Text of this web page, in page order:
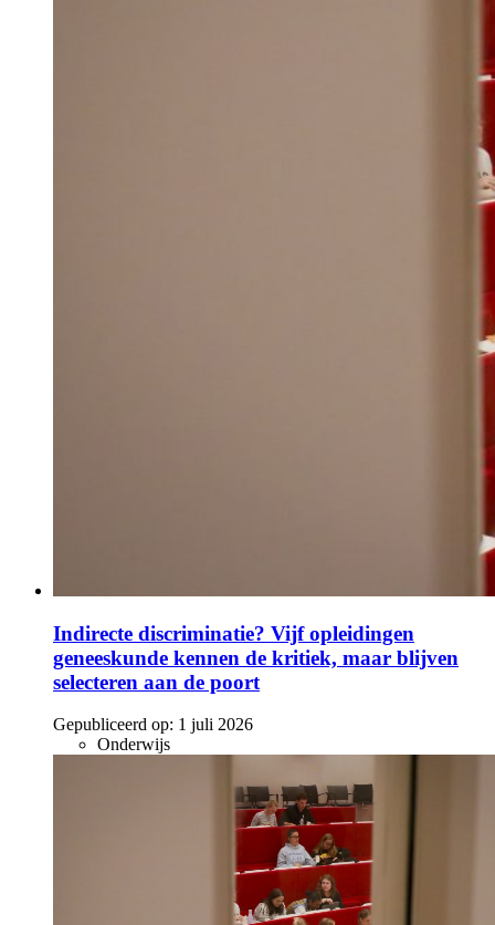
Indirecte discriminatie? Vijf opleidingen
geneeskunde kennen de kritiek, maar blijven
selecteren aan de poort
Gepubliceerd op: 1 juli 2026
Onderwijs